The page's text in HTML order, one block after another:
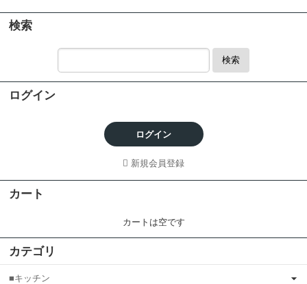
検索
検索
ログイン
ログイン
新規会員登録
カート
カートは空です
カテゴリ
■キッチン